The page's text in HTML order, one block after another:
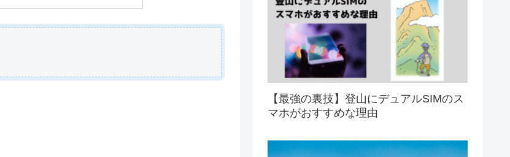
【最強の裏技】登山にデュアルSIMのス
マホがおすすめな理由